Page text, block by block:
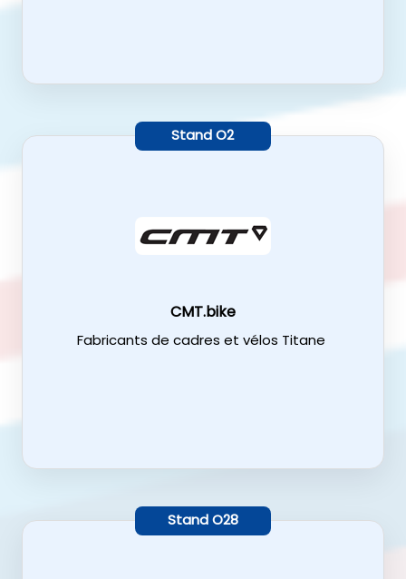
StandO2
CMT.bike
Fabricants de cadres et vélos Titane
StandO28